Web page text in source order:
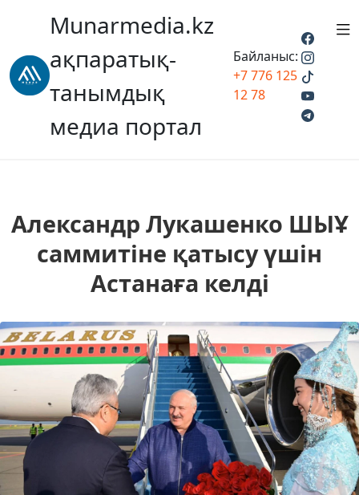
Munarmedia.kz
ақпаратық-
танымдық
медиа портал
Байланыс:
+7 776 125
12 78
Александр Лукашенко ШЫҰ
саммитіне қатысу үшін
Астанаға келді